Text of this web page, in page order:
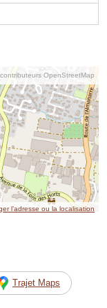
OpenStreetMap
l’adresse ou la localisation
Trajet Maps